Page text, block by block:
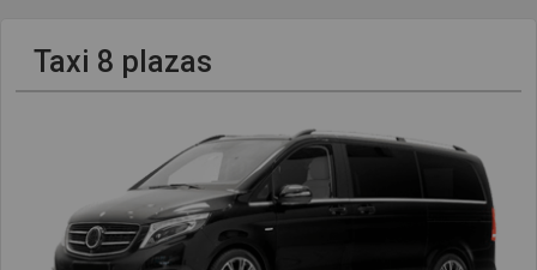
Taxi 8 plazas